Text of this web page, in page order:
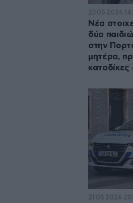
23·05·2026
Νέα
δύο
στην
μητέρα,
21·05·2026